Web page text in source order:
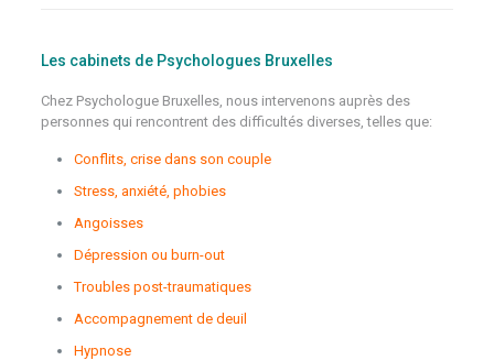
Les cabinets de Psychologues Bruxelles
Chez Psychologue Bruxelles, nous intervenons auprès des
personnes qui rencontrent des difficultés diverses, telles que:
Conflits, crise dans son couple
Stress, anxiété, phobies
Angoisses
Dépression ou burn-out
Troubles post-traumatiques
Accompagnement de deuil
Hypnose